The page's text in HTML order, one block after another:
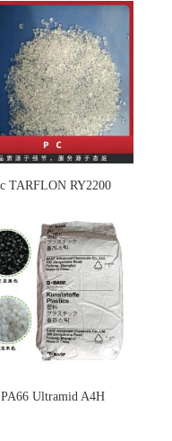
TARFLON RY2200
PA66 Ultramid A4H